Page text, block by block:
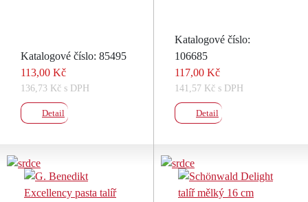
Katalogové číslo: 85495
113,00 Kč
136,73 Kč s DPH
Detail
Katalogové číslo:
106685
117,00 Kč
141,57 Kč s DPH
Detail